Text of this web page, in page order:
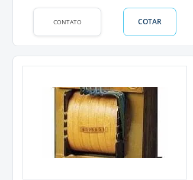
CONTATO COTAR